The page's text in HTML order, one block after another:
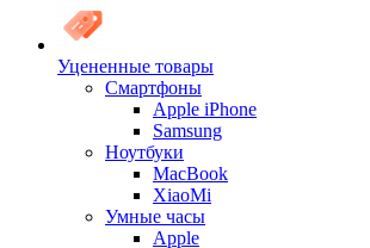
Уцененные товары
Cмартфоны
Apple iPhone
Samsung
Ноутбуки
MacBook
XiaoMi
Умные часы
Apple